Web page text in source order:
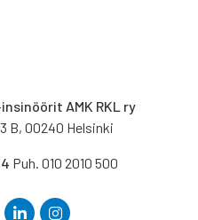
AMK RKL ry
B, 00240 Helsinki
Puh. 010 2010 500